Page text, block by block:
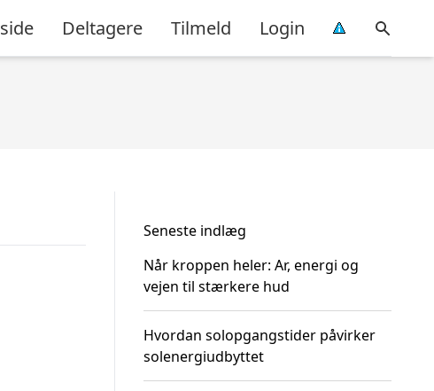
Deltagere Tilmeld Login
Seneste indlæg
Når kroppen heler: Ar, energi og
vejen til stærkere hud
Hvordan solopgangstider påvirker
solenergiudbyttet